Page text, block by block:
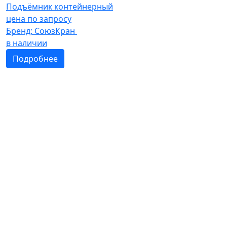
Подъёмник контейнерный
цена по запросу
Бренд: СоюзКран
в наличии
Подробнее